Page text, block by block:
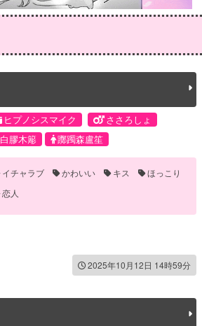
ヒプノシスマイク
ささろしょ
白膠木簓
躑躅森盧笙
イチャラブ かわいい キス
ほっこり
恋人
2025年10月12日 14時59分